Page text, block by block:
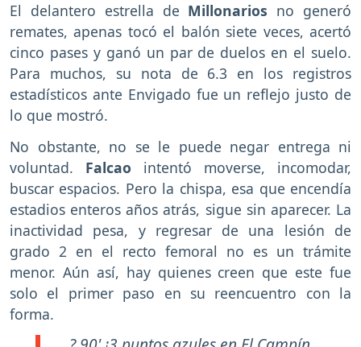
El delantero estrella de Millonarios no generó
remates, apenas tocó el balón siete veces, acertó
cinco pases y ganó un par de duelos en el suelo.
Para muchos, su nota de 6.3 en los registros
estadísticos ante Envigado fue un reflejo justo de
lo que mostró.
No obstante, no se le puede negar entrega ni
voluntad. Falcao intentó moverse, incomodar,
buscar espacios. Pero la chispa, esa que encendía
estadios enteros años atrás, sigue sin aparecer. La
inactividad pesa, y regresar de una lesión de
grado 2 en el recto femoral no es un trámite
menor. Aún así, hay quienes creen que este fue
solo el primer paso en su reencuentro con la
forma.